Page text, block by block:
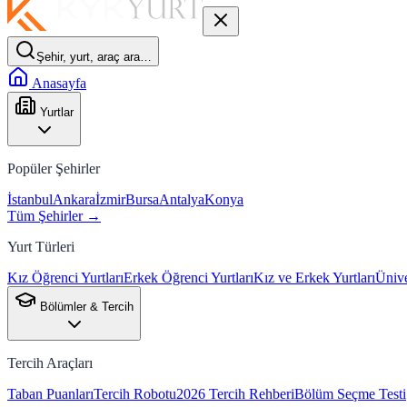
Şehir, yurt, araç ara…
Anasayfa
Yurtlar
Popüler Şehirler
İstanbulAnkaraİzmirBursaAntalyaKonya
Tüm Şehirler →
Yurt Türleri
Kız Öğrenci YurtlarıErkek Öğrenci YurtlarıKız ve Erkek Yurtları
Bölümler & Tercih
Tercih Araçları
Taban PuanlarıTercih Robotu2026 Tercih RehberiBölüm Seçme Testi